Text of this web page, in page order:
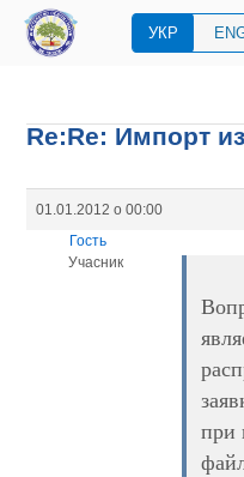
УКР
Re:Re: Импорт
01.01.2012 о 00:00
Гость
Учасник
при